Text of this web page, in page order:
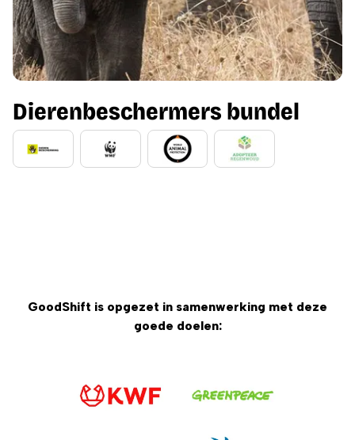
Dierenbeschermers bundel
GoodShift is opgezet in samenwerking met deze
goede doelen: